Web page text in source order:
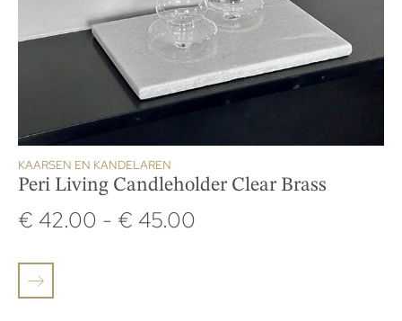
KAARSEN EN KANDELAREN
Peri Living Candleholder Clear Brass
€ 42.00 - € 45.00